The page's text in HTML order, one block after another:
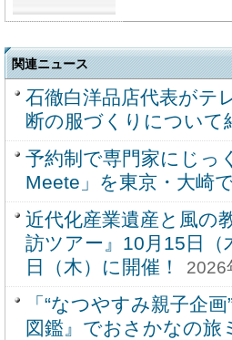
関連ニュース
石徹白洋品店代表が
断の服づくりについて
予約制で専門家にじっ
Meete」を東京・大崎
近代化産業遺産と風の
訪ツアー』10月15日（
日（木）に開催！
2026
「“なつやすみ親子企
図鑑』でおさかなの旅